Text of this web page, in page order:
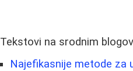
Tekstovi na srodnim
Najefikasnije metode za